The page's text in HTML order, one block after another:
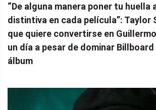
“De alguna manera poner tu
distintiva en cada película”: Taylor
que quiere convertirse en
un día a pesar de dominar
álbum